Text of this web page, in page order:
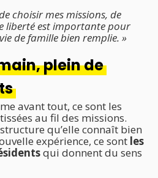
choisir mes missions, de
liberté est importante pour
de famille bien remplie. »
plein de
avant tout, ce sont les
tissées au fil des missions.
qu’elle connaît bien
expérience, ce sont les
qui donnent du sens